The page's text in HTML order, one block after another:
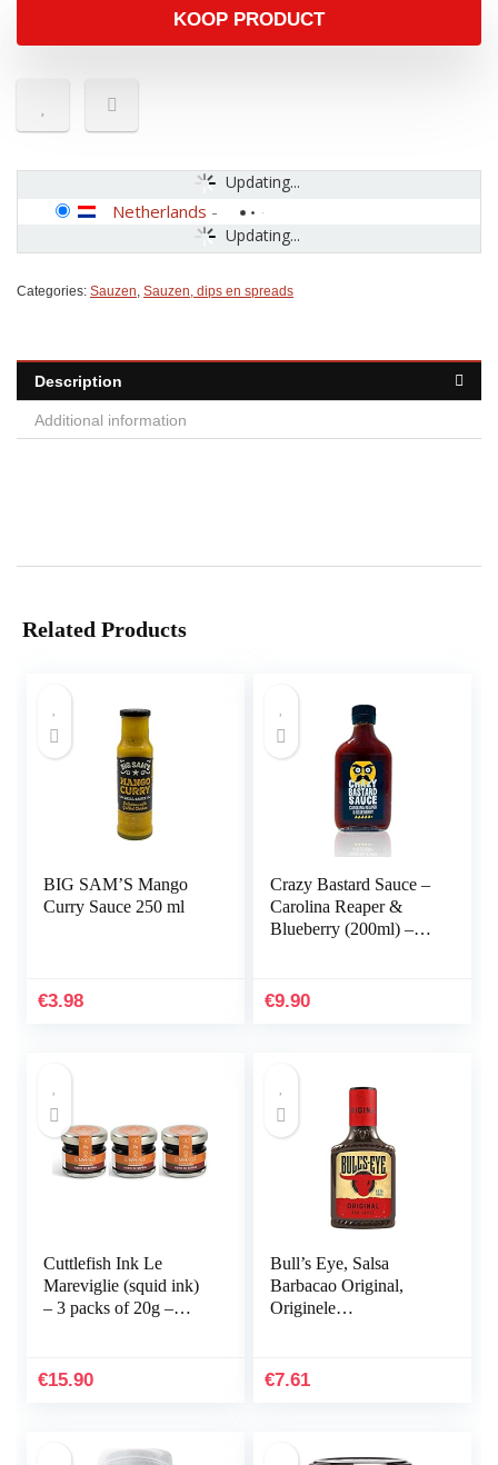
KOOP PRODUCT
Updating...
Updating...
Netherlands -
Categories: Sauzen, Sauzen, dips en spreads
Description
Additional information
Related Products
BIG SAM’S Mango
Curry Sauce 250 ml
€3.98
Crazy Bastard Sauce –
Carolina Reaper &
Blueberry (200ml) –
€9.90
Cuttlefish Ink Le
Mareviglie (squid ink)
– 3 packs of 20g –
€15.90
Bull’s Eye, Salsa
Barbacao Original,
Originele
€7.61